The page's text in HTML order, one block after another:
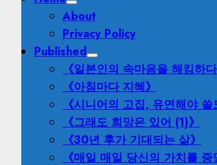
About
Privacy Policy
Published
《일본인의 속마음을 해킹하다
《아침마다 지혜》
《시니어의 고집, 유연해야 쓸
《그래도 희망은 있어 (1)》
《30년 후가 기대되는 삶》
《매일 매일 당신의 가치를 증